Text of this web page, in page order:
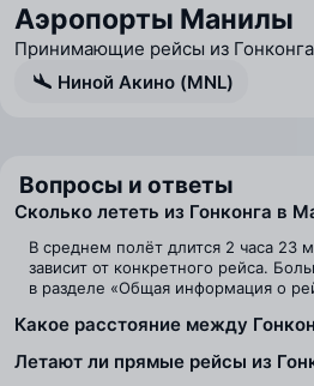
Аэропорты Манилы
Принимающие рейсы из Гонконга
Ниной Акино (MNL)
Вопросы и ответы
Сколько лететь из Гонконга в
В среднем полёт длится 2 часа 23
зависит от конкретного рейса.
в разделе «Общая информация о
Какое расстояние между
Летают ли прямые рейсы из